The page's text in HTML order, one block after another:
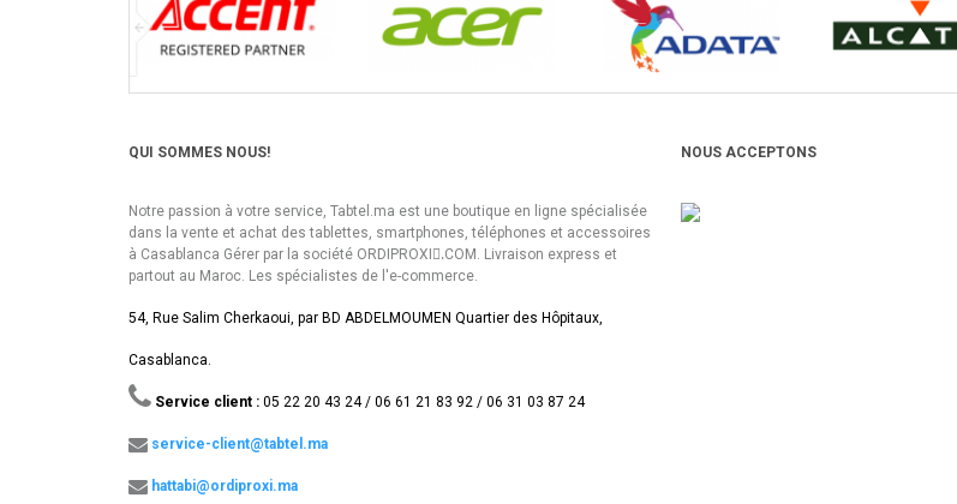
QUI SOMMES NOUS!
Notre passion à votre service, Tabtel.ma est une boutique en ligne spécialisée
dans la vente et achat des tablettes, smartphones, téléphones et accessoires
à Casablanca Gérer par la société ORDIPROXI.ِCOM. Livraison express et
partout au Maroc. Les spécialistes de l'e-commerce.
54, Rue Salim Cherkaoui, par BD ABDELMOUMEN Quartier des Hôpitaux,
Casablanca.
Service client : 05 22 20 43 24 / 06 61 21 83 92 / 06 31 03 87 24
service-client@tabtel.ma
hattabi@ordiproxi.ma
NOUS ACCEPTONS